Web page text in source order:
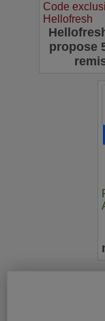
Code
Hellofresh
propose